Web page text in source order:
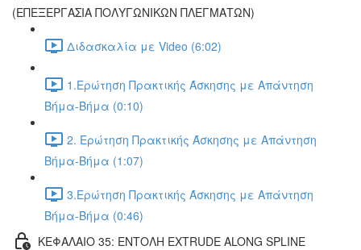
(ΕΠΕΞΕΡΓΑΣΙΑ ΠΟΛΥΓΩΝΙΚΩΝ ΠΛΕΓΜΑΤΩΝ)
Διδασκαλία με Video (6:02)
1.Ερώτηση Πρακτικής Άσκησης με Απάντηση
Βήμα-Βήμα (0:10)
2. Ερώτηση Πρακτικής Άσκησης με Απάντηση
Βήμα-Βήμα (1:07)
3.Ερώτηση Πρακτικής Άσκησης με Απάντηση
Βήμα-Βήμα (0:46)
ΚΕΦΑΛΑΙΟ 35: ΕΝΤΟΛΗ EXTRUDE ALONG SPLINE